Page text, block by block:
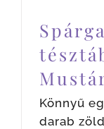
Könnyű
darab